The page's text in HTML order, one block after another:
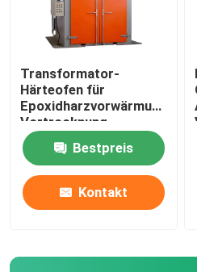
Transformator-
Härteofen für
Epoxidharzvorwärmung
Vortrocknung
Bestpreis
Kontakt